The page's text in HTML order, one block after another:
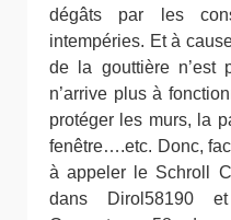
dégâts par les
intempéries. Et à
de la gouttière n’est
n’arrive plus à
protéger les murs, la
fenêtre….etc. Donc,
à appeler le Schroll
dans Dirol58190